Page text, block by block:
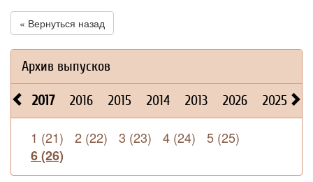
« Вернуться назад
Архив выпусков
2017 2016 2015 2014 2013 2026 2025
1 (21) 2 (22) 3 (23) 4 (24)
5 (25)
6 (26)